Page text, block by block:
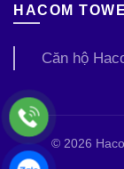
HACOM
Căn hộ
© 2026